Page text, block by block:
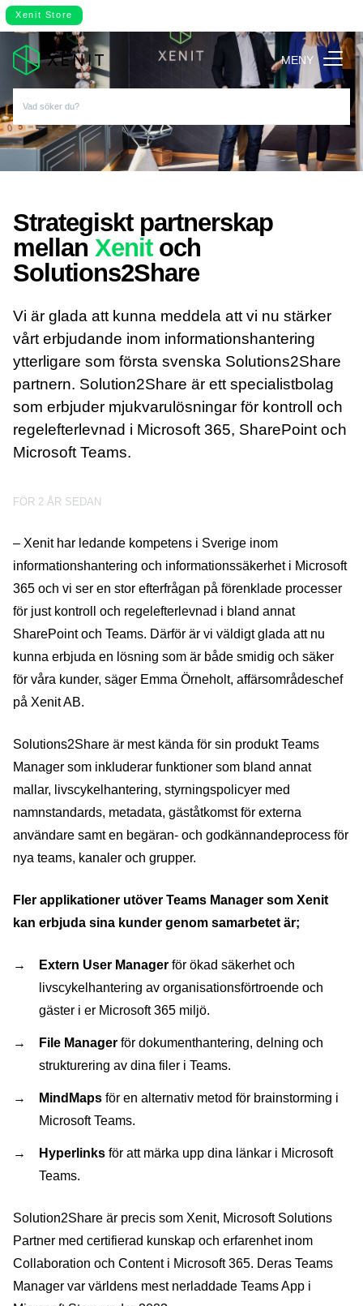
Xenit Store
MENY
Strategiskt partnerskap
mellan Xenitoch
Solutions2Share
Vi är glada att kunna meddela att vi nu stärker
vårt erbjudande inom informationshantering
ytterligare som första svenska Solutions2Share
partnern. Solution2Share är ett specialistbolag
som erbjuder mjukvarulösningar för kontroll och
regelefterlevnad i Microsoft 365, SharePoint och
Microsoft Teams.
FÖR 2 ÅR SEDAN
– Xenit har ledande kompetens i Sverige inom
informationshantering och informationssäkerhet i Microsoft
365 och vi ser en stor efterfrågan på förenklade processer
för just kontroll och regelefterlevnad i bland annat
SharePoint och Teams. Därför är vi väldigt glada att nu
kunna erbjuda en lösning som är både smidig och säker
för våra kunder, säger Emma Örneholt, affärsområdeschef
på Xenit AB.
Solutions2Share är mest kända för sin produkt Teams
Manager som inkluderar funktioner som bland annat
mallar, livscykelhantering, styrningspolicyer med
namnstandards, metadata, gäståtkomst för externa
användare samt en begäran- och godkännandeprocess för
nya teams, kanaler och grupper.
Fler applikationer utöver Teams Manager som Xenit
kan erbjuda sina kunder genom samarbetet är;
Extern User Manager för ökad säkerhet och
livscykelhantering av organisationsförtroende och
gäster i er Microsoft 365 miljö.
File Manager för dokumenthantering, delning och
strukturering av dina filer i Teams.
MindMaps för en alternativ metod för brainstorming i
Microsoft Teams.
Hyperlinks för att märka upp dina länkar i Microsoft
Teams.
Solution2Share är precis som Xenit, Microsoft Solutions
Partner med certifierad kunskap och erfarenhet inom
Collaboration och Content i Microsoft 365. Deras Teams
Manager var världens mest nerladdade Teams App i